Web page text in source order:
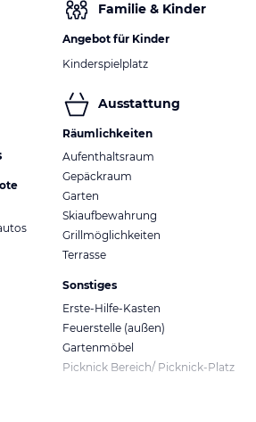
Familie & Kinder
Angebot für Kinder
Kinderspielplatz
Ausstattung
Räumlichkeiten
Aufenthaltsraum
Gepäckraum
Garten
Skiaufbewahrung
Grillmöglichkeiten
Terrasse
Sonstiges
Erste-Hilfe-Kasten
Feuerstelle (außen)
Gartenmöbel
Picknick Bereich/ Picknick-Platz